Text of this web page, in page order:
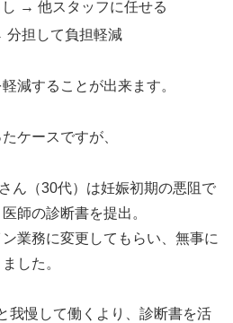
→ 他スタッフに任せる
担して負担軽減
減することが出来ます。
ケースですが、
ん（30代）は妊娠初期の悪阻で
師の診断書を提出。
業務に変更してもらい、無事に
した。
我慢して働くより、診断書を活